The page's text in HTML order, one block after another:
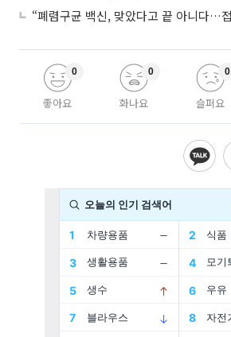
좋아요
0
화나요
0
슬퍼요
0